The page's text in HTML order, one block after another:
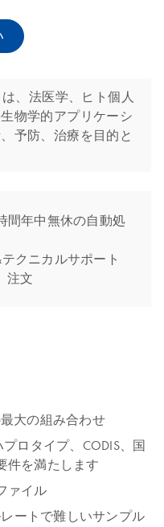
は、法医学、ヒト個人
物学的アプリケーシ
予防、治療を目的と
間年中無休の自動処
クニカルサポート
注文
大の組み合わせ
ロタイプ、CODIS、国
件を満たします
ァイル
ートで難しいサンプル